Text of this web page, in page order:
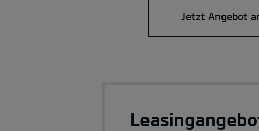
Jetzt Angebot